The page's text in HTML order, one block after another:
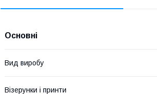
Основні
Вид виробу
Візерунки і принти